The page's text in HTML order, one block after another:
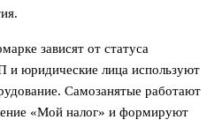
зависят от статуса
и юридические лица используют
Самозанятые работают
«Мой налог» и формируют